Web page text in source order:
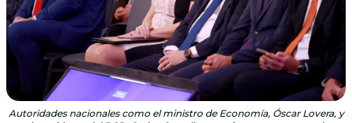
Autoridades nacionales como el ministro de Economía, Óscar Lovera, y